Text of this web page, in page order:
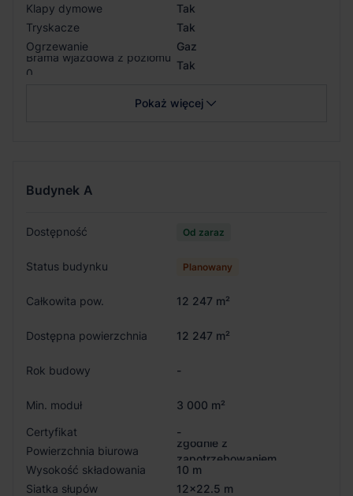
Klapy dymowe
Tak
Tryskacze
Tak
Ogrzewanie
Gaz
Brama wjazdowa z poziomu
0
Tak
Pokaż więcej
Budynek A
Dostępność Od zaraz
Status budynku Planowany
Całkowita pow. 12 247 m²
Dostępna powierzchnia 12 247 m²
Rok budowy -
Min. moduł
3 000 m²
Certyfikat
-
Powierzchnia biurowa
zgodnie z
zapotrzebowaniem
Wysokość składowania
10 m
Siatka słupów
12x22.5 m